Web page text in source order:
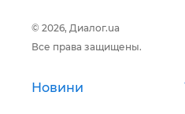
© 2026, Диалог.ua
Все права защищены.
Новини